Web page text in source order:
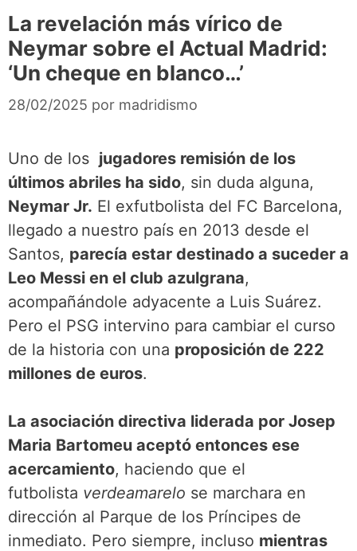
La revelación más vírico de
Neymar sobre el Actual Madrid:
‘Un cheque en blanco…’
28/02/2025 por madridismo
Uno de los jugadores remisión de los
últimos abriles ha sido, sin duda alguna,
Neymar Jr. El exfutbolista del FC Barcelona,
llegado a nuestro país en 2013 desde el
Santos, parecía estar destinado a suceder a
Leo Messi en el club azulgrana,
acompañándole adyacente a Luis Suárez.
Pero el PSG intervino para cambiar el curso
de la historia con una proposición de 222
millones de euros.
La asociación directiva liderada por Josep
Maria Bartomeu aceptó entonces ese
acercamiento, haciendo que el
futbolista verdeamarelo se marchara en
dirección al Parque de los Príncipes de
inmediato. Pero siempre, incluso mientras